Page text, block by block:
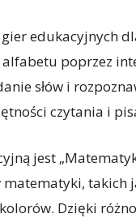
edukacyjnych
poprzez
słów i
czytania i
jest
takich
Dzięki